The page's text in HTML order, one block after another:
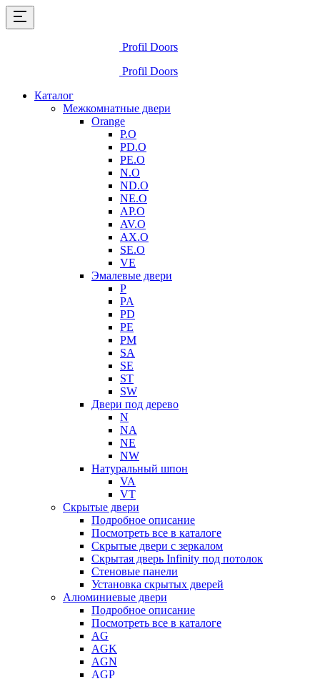
Profil Doors
Profil Doors
Каталог
Межкомнатные двери
Orange
P.O
PD.O
PE.O
N.O
ND.O
NE.O
AP.O
AV.O
AX.O
SE.O
VE
Эмалевые двери
P
PA
PD
PE
PM
SA
SE
ST
SW
Двери под дерево
N
NA
NE
NW
Натуральный шпон
VA
VT
Скрытые двери
Подробное описание
Посмотреть все в каталоге
Скрытые двери с зеркалом
Скрытая дверь Infinity под потолок
Стеновые панели
Установка скрытых дверей
Алюминиевые двери
Подробное описание
Посмотреть все в каталоге
AG
AGK
AGN
AGP